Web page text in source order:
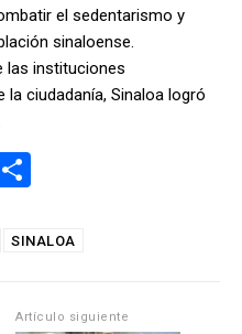
el sedentarismo y
sinaloense.
las instituciones
ciudadanía, Sinaloa logró
m
ar
SINALOA
Artículo siguiente